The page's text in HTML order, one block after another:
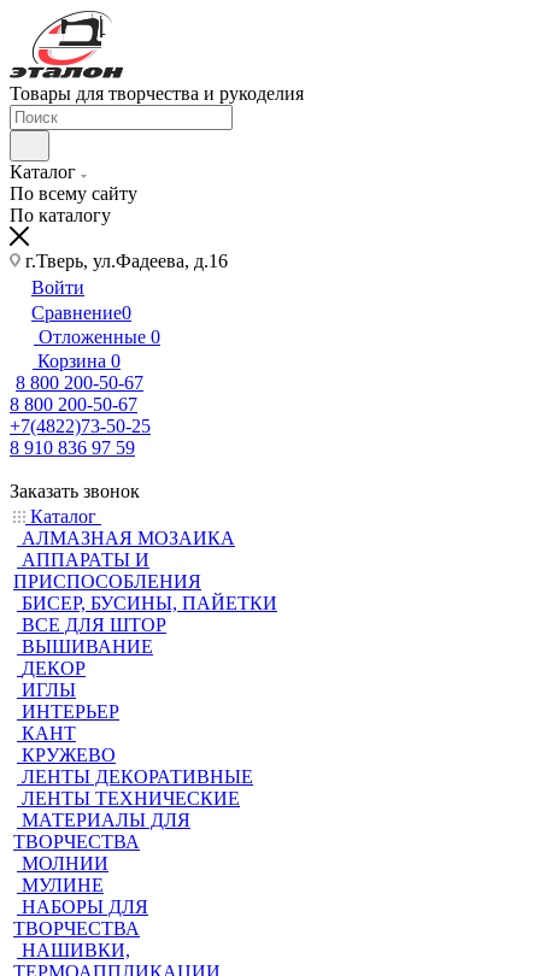
Товары для творчества и рукоделия
Каталог
По всему сайту
По каталогу
г.Тверь, ул.Фадеева, д.16
Войти
Сравнение0
Отложенные 0
Корзина 0
8 800 200-50-67
8 800 200-50-67
+7(4822)73-50-25
8 910 836 97 59
Заказать звонок
Каталог
АЛМАЗНАЯ МОЗАИКА
АППАРАТЫ И
ПРИСПОСОБЛЕНИЯ
БИСЕР, БУСИНЫ, ПАЙЕТКИ
ВСЕ ДЛЯ ШТОР
ВЫШИВАНИЕ
ДЕКОР
ИГЛЫ
ИНТЕРЬЕР
КАНТ
КРУЖЕВО
ЛЕНТЫ ДЕКОРАТИВНЫЕ
ЛЕНТЫ ТЕХНИЧЕСКИЕ
МАТЕРИАЛЫ ДЛЯ
ТВОРЧЕСТВА
МОЛНИИ
МУЛИНЕ
НАБОРЫ ДЛЯ
ТВОРЧЕСТВА
НАШИВКИ,
ТЕРМОАППЛИКАЦИИ